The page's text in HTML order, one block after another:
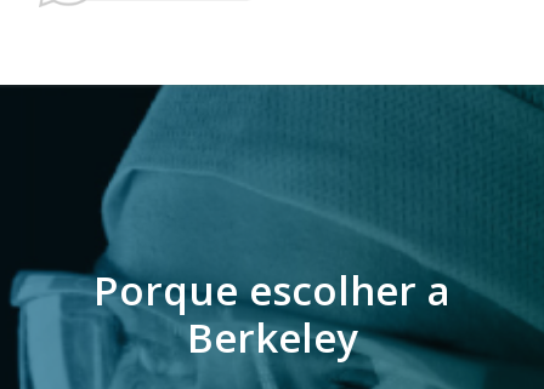
Porque escolher a
Berkeley